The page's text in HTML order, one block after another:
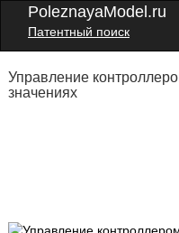
PoleznayaModel.ru
Патентный поиск
Управление
значениях